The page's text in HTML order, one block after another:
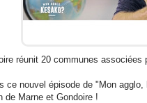
réunit 20 communes associées
ce nouvel épisode de "Mon
de Marne et Gondoire !